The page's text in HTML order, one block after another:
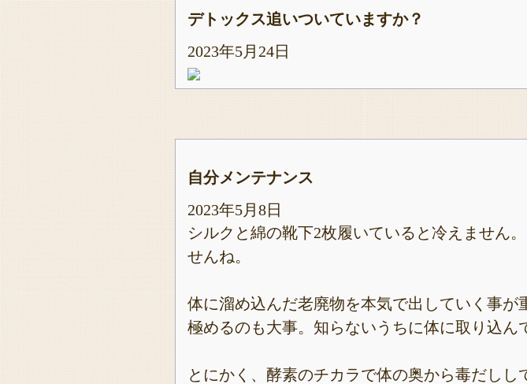
デトックス追いついていますか？
2023年5月24日
自分メンテナンス
2023年5月8日
シルクと綿の靴下2枚履いていると冷えません
せんね。
体に溜め込んだ老廃物を本気で出していく事
極めるのも大事。知らないうちに体に取り込ん
とにかく、酵素のチカラで体の奥から毒だしし